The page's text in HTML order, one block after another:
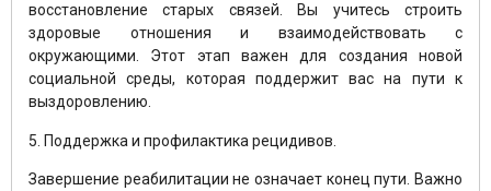
восстановление старых связей. Вы учитесь строить
здоровые отношения и взаимодействовать с
окружающими. Этот этап важен для создания новой
социальной среды, которая поддержит вас на пути к
выздоровлению.
5. Поддержка и профилактика рецидивов.
Завершение реабилитации не означает конец пути. Важно